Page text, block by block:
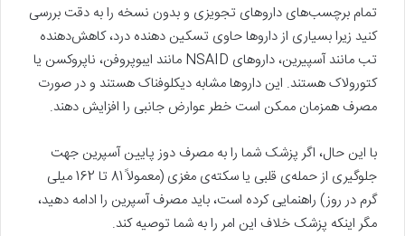
تمام برچسب‌های داروهای تجویزی و بدون نسخه را به دقت بررسی
کنید زیرا بسیاری از داروها حاوی تسکین دهنده درد، کاهش‌دهنده
تب مانند آسپیرین، داروهای NSAID‌ مانند ایبوپروفن، ناپروکسن یا
کتورولاک هستند. این داروها مشابه دیکلوفناک هستند و در صورت
مصرف همزمان ممکن است خطر عوارض جانبی را افزایش دهند.
با این حال، اگر پزشک شما را به مصرف دوز پایین آسپرین جهت
جلوگیری از حمله‌ی قلبی یا سکته‌ی مغزی (معمولاً 81 تا 162 میلی
گرم در روز) راهنمایی کرده است، باید مصرف آسپرین را ادامه دهید،
مگر اینکه پزشک خلاف این امر را به شما توصیه کند.